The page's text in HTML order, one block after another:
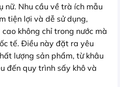
nữ. Nhu cầu về trà ích mẫu
tiện lợi và dễ sử dụng,
không chỉ trong nước mà
tế. Điều này đặt ra yêu
lượng sản phẩm, từ khâu
đến quy trình sấy khô và